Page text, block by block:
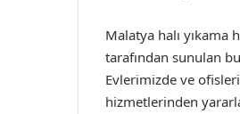
Malatya halı yıkama
tarafından sunulan
Evlerimizde ve
hizmetlerinden